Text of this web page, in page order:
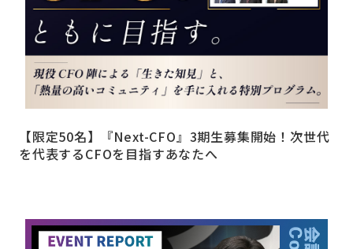
【限定50名】『Next-CFO』3期生募集開始！次世代
を代表するCFOを目指すあなたへ